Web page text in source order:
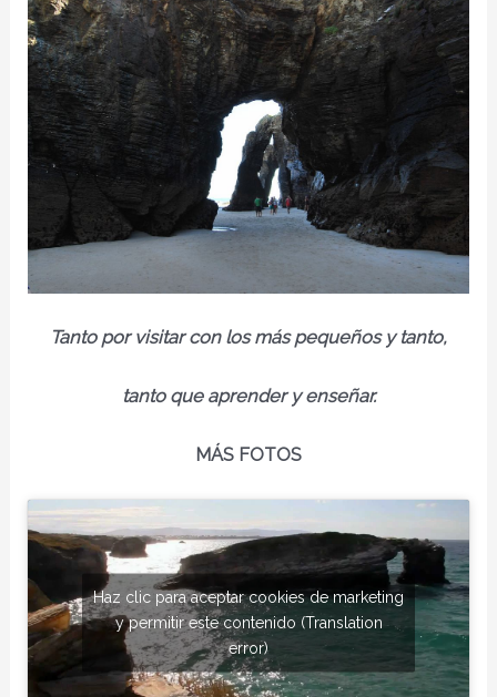
Tanto por visitar con los más pequeños y tanto,
tanto que aprender y enseñar.
MÁS FOTOS
Haz clic para aceptar cookies de marketing
y permitir este contenido (Translation
error)